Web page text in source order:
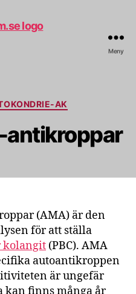
Meny
Kategorier AK
(AMA) är den
för att ställa
(PBC). AMA
autoantikroppen
är ungefär
kan finns många år